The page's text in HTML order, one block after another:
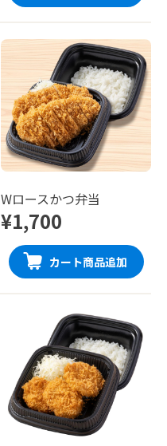
Wロースかつ弁当
¥1,700
カート商品追加